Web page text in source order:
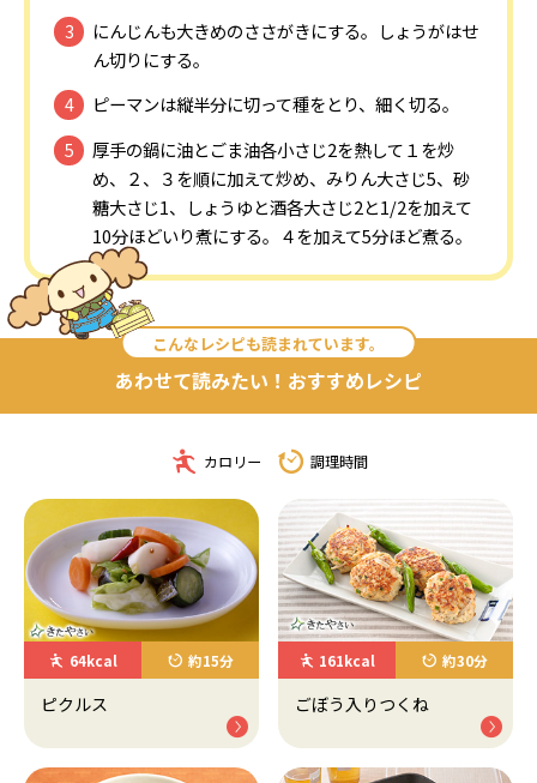
にんじんも大きめのささがきにする。しょうがはせ
ん切りにする。
ピーマンは縦半分に切って種をとり、細く切る。
厚手の鍋に油とごま油各小さじ2を熱して１を炒
め、２、３を順に加えて炒め、みりん大さじ5、砂
糖大さじ1、しょうゆと酒各大さじ2と1/2を加えて
10分ほどいり煮にする。４を加えて5分ほど煮る。
こんなレシピも読まれています。
あわせて読みたい！おすすめレシピ
カロリー 調理時間
64kcal 約15分
ピクルス
161kcal 約30分
ごぼう入りつくね